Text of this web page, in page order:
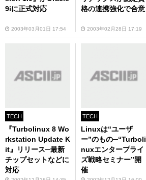
9iに正式対応
2003年03月01日 17:54
格の連携強化で合意
2003年02月28日 17:19
TECH
『Turbolinux 8 Wo
rkstation Update K
it』リリース─最新
チップセットなどに
対応
TECH
Linuxは“ユーザ
ー”のもの─“Turboli
nuxエンタープライ
ズ戦略セミナー”開
催